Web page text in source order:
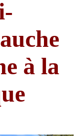
à la